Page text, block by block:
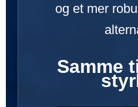
og et mer
Samme